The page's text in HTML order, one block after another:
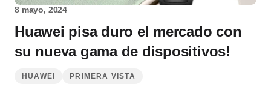
8 mayo, 2024
Huawei pisa duro el mercado con
su nueva gama de dispositivos!
HUAWEI PRIMERA VISTA